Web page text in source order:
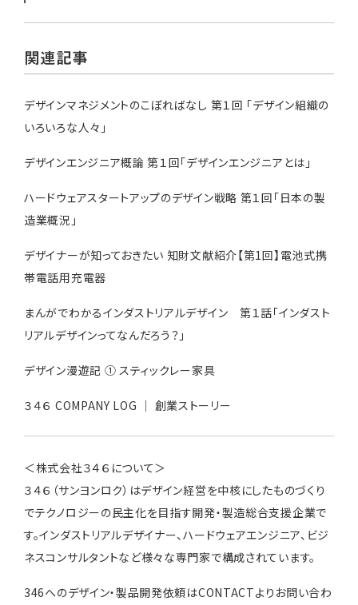
関連記事
デザインマネジメントのこぼればなし 第１回 「デザイン組織の
いろいろな人々」
デザインエンジニア概論 第１回「デザインエンジニアとは」
ハードウェアスタートアップのデザイン戦略 第１回「日本の製
造業概況」
デザイナーが知っておきたい 知財文献紹介【第1回】電池式携
帯電話用充電器
まんがでわかるインダストリアルデザイン 第１話「インダスト
リアルデザインってなんだろう？」
デザイン漫遊記 ① スティックレー家具
３４６ COMPANY LOG ｜ 創業ストーリー
＜株式会社３４６について＞
３４６（サンヨンロク）はデザイン経営を中核にしたものづくり
でテクノロジーの民主化を目指す開発・製造総合支援企業で
す。インダストリアルデザイナー、ハードウェアエンジニア、ビジ
ネスコンサルタントなど様々な専門家で構成されています。
346へのデザイン・製品開発依頼はCONTACTよりお問い合わ